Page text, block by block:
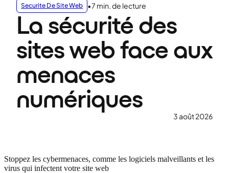
Securite De Site Web •7 min. de lecture
La sécurité des
sites web face aux
menaces
numériques
3 août 2026
Stoppez les cybermenaces, comme les logiciels malveillants et les
virus qui infectent votre site web